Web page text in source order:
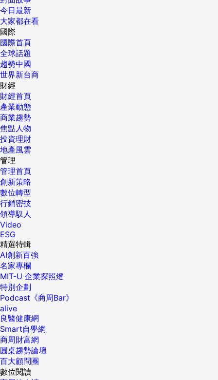
今日最新
大家都在看
國際
國際首頁
全球話題
趨勢中國
世界新台商
財經
財經首頁
產業動態
商業趨勢
焦點人物
投資理財
地產風雲
管理
管理首頁
創新策略
數位轉型
行銷密技
領導馭人
Video
ESG
精選特輯
AI創新百強
名家專欄
MIT-U 企業探照燈
特別企劃
Podcast《商周Bar》
alive
良醫健康網
Smart自學網
商周財富網
圓桌趨勢論壇
百大顧問團
數位閱讀